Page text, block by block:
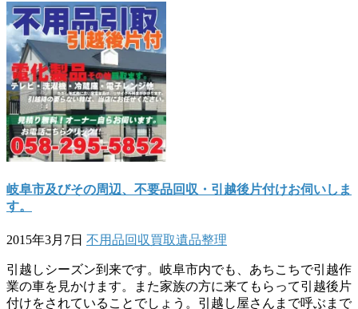
岐阜市及びその周辺、不要品回収・引越後片付けお伺いしま
す。
2015年3月7日 不用品回収買取遺品整理
引越しシーズン到来です。岐阜市内でも、あちこちで引越作
業の車を見かけます。また家族の方に来てもらって引越後片
付けをされていることでしょう。引越し屋さんまで呼ぶまで